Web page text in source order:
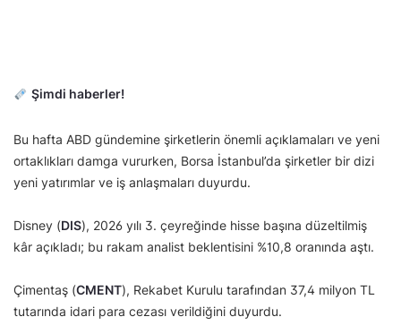
Şimdi haberler!
Bu hafta ABD gündemine şirketlerin önemli açıklamaları ve yeni
ortaklıkları damga vururken, Borsa İstanbul’da şirketler bir dizi
yeni yatırımlar ve iş anlaşmaları duyurdu.
Disney (DIS), 2026 yılı 3. çeyreğinde hisse başına düzeltilmiş
kâr açıkladı; bu rakam analist beklentisini %10,8 oranında aştı.
Çimentaş (CMENT), Rekabet Kurulu tarafından 37,4 milyon TL
tutarında idari para cezası verildiğini duyurdu.